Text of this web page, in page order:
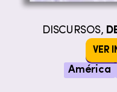
DISCURSOS,
VER
América